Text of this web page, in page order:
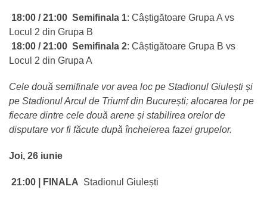
18:00 / 21:00 Semifinala 1: Câștigătoare Grupa A vs
Locul 2 din Grupa B
18:00 / 21:00 Semifinala 2: Câștigătoare Grupa B vs
Locul 2 din Grupa A
Cele două semifinale vor avea loc pe Stadionul Giulești și
pe Stadionul Arcul de Triumf din București; alocarea lor pe
fiecare dintre cele două arene și stabilirea orelor de
disputare vor fi făcute după încheierea fazei grupelor.
Joi, 26 iunie
21:00 | FINALA Stadionul Giulești